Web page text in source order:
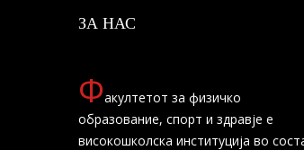
ЗА НАС
Факултетот за физичко
образование, спорт и здравје е
високошколска институција во